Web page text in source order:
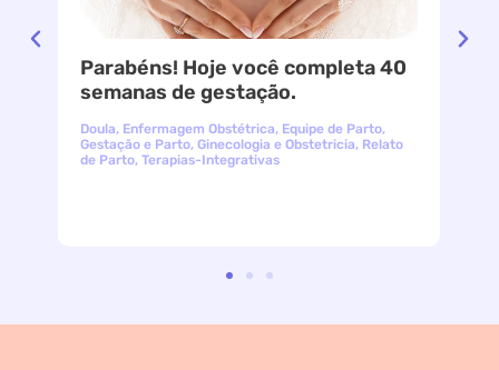
Parabéns! Hoje você completa 40
semanas de gestação.
Doula, Enfermagem Obstétrica, Equipe de Parto,
Gestação e Parto,Ginecologia e Obstetricia, Relato
de Parto,Terapias-Integrativas